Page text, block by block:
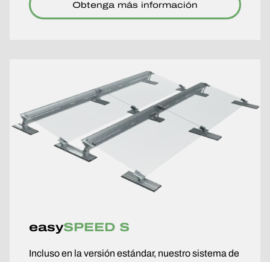
Obtenga más información
easySPEED S
Incluso en la versión estándar, nuestro sistema de